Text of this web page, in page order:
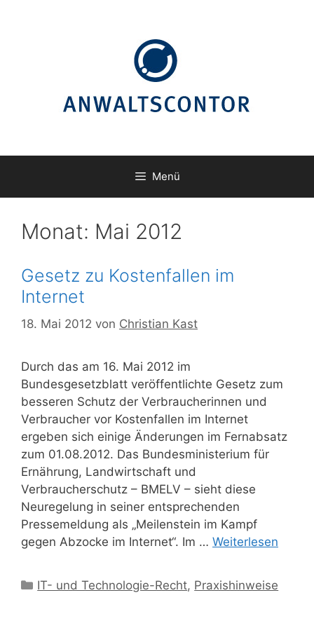
Menü
Monat: Mai 2012
Gesetz zu Kostenfallen im
Internet
18. Mai 2012 von Christian Kast
Durch das am 16. Mai 2012 im
Bundesgesetzblatt veröffentlichte Gesetz zum
besseren Schutz der Verbraucherinnen und
Verbraucher vor Kostenfallen im Internet
ergeben sich einige Änderungen im Fernabsatz
zum 01.08.2012. Das Bundesministerium für
Ernährung, Landwirtschaft und
Verbraucherschutz – BMELV – sieht diese
Neuregelung in seiner entsprechenden
Pressemeldung als „Meilenstein im Kampf
gegen Abzocke im Internet“. Im … Weiterlesen
Kategorien
IT- und Technologie-Recht, Praxishinweise